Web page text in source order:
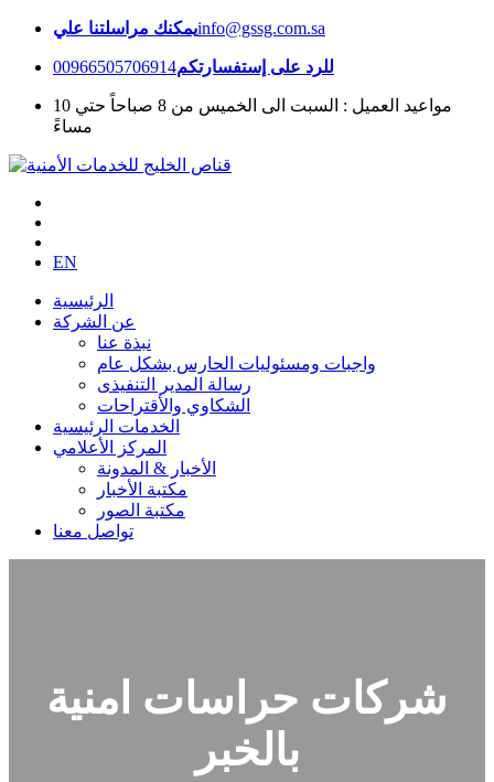
يمكنك مراسلتنا عليinfo@gssg.com.sa
للرد على إستفسارتكم00966505706914
مواعيد العميل : السبت الى الخميس من 8 صباحاً حتي 10
مساءً
EN
الرئيسية
عن الشركة
نبذة عنا
واجبات ومسئوليات الحارس بشكل عام
رسالة المدير التنفيذى
الشكاوي والأقتراحات
الخدمات الرئيسية
المركز الأعلامي
الأخبار & المدونة
مكتبة الأخبار
مكتبة الصور
تواصل معنا
شركات حراسات امنية
بالخبر